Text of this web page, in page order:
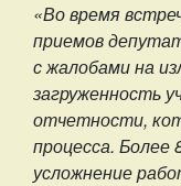
«Во время
приемов
с жалобами на
загруженность
отчетности,
процесса. Более
усложнение